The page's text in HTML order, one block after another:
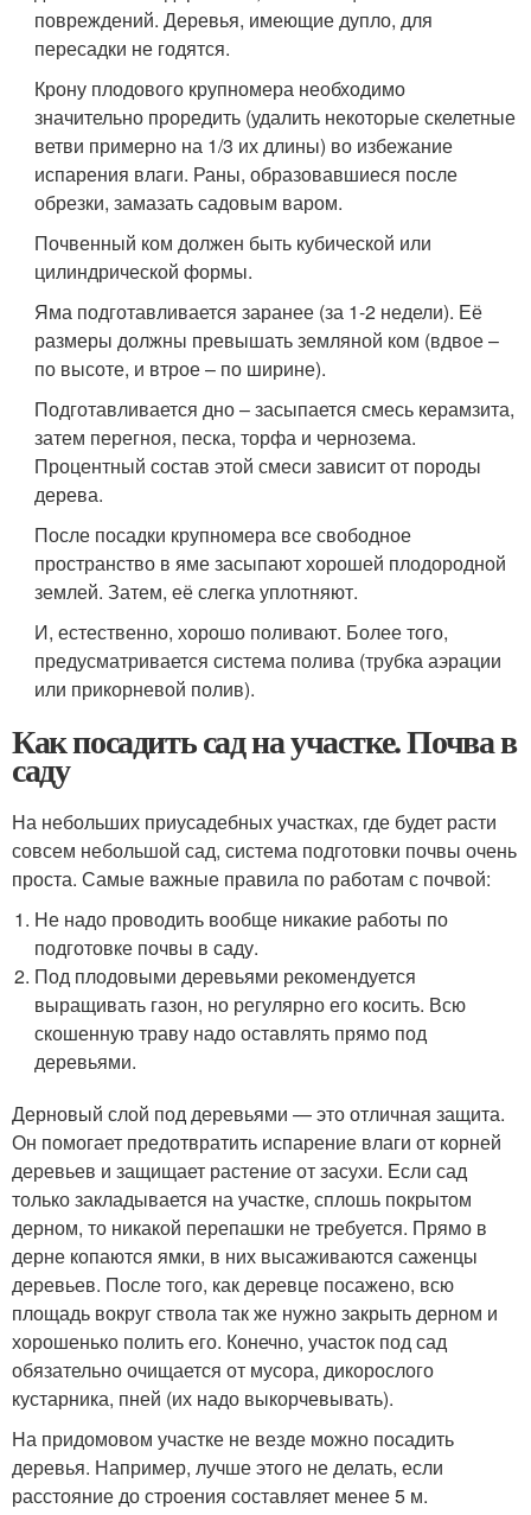
повреждений. Деревья, имеющие дупло, для
пересадки не годятся.
Крону плодового крупномера необходимо
значительно проредить (удалить некоторые скелетные
ветви примерно на 1/3 их длины) во избежание
испарения влаги. Раны, образовавшиеся после
обрезки, замазать садовым варом.
Почвенный ком должен быть кубической или
цилиндрической формы.
Яма подготавливается заранее (за 1-2 недели). Её
размеры должны превышать земляной ком (вдвое –
по высоте, и втрое – по ширине).
Подготавливается дно – засыпается смесь керамзита,
затем перегноя, песка, торфа и чернозема.
Процентный состав этой смеси зависит от породы
дерева.
После посадки крупномера все свободное
пространство в яме засыпают хорошей плодородной
землей. Затем, её слегка уплотняют.
И, естественно, хорошо поливают. Более того,
предусматривается система полива (трубка аэрации
или прикорневой полив).
Как посадить сад на участке. Почва в
саду
На небольших приусадебных участках, где будет расти
совсем небольшой сад, система подготовки почвы очень
проста. Самые важные правила по работам с почвой:
Не надо проводить вообще никакие работы по
подготовке почвы в саду.
Под плодовыми деревьями рекомендуется
выращивать газон, но регулярно его косить. Всю
скошенную траву надо оставлять прямо под
деревьями.
Дерновый слой под деревьями — это отличная защита.
Он помогает предотвратить испарение влаги от корней
деревьев и защищает растение от засухи. Если сад
только закладывается на участке, сплошь покрытом
дерном, то никакой перепашки не требуется. Прямо в
дерне копаются ямки, в них высаживаются саженцы
деревьев. После того, как деревце посажено, всю
площадь вокруг ствола так же нужно закрыть дерном и
хорошенько полить его. Конечно, участок под сад
обязательно очищается от мусора, дикорослого
кустарника, пней (их надо выкорчевывать).
На придомовом участке не везде можно посадить
деревья. Например, лучше этого не делать, если
расстояние до строения составляет менее 5 м.